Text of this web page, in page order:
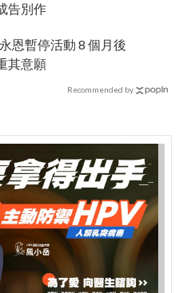
告別作
恩暫停活動 8 個月後
其意願
Recommended by